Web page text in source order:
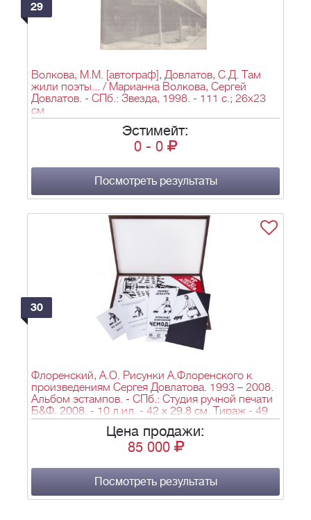
29
Волкова, М.М. [автограф], Довлатов, С.Д. Там
жили поэты... / Марианна Волкова, Сергей
Довлатов. - СПб.: Звезда, 1998. - 111 с.; 26x23
см.
Эстимейт:
0 - 0
Посмотреть результаты
30
Флоренский, А.О. Рисунки А.Флоренского к
произведениям Сергея Довлатова. 1993 – 2008.
Альбом эстампов. - СПб.: Студия ручной печати
Б&Ф, 2008. - 10 л.ил. - 42 x 29,8 см. Тираж - 49
экз.
Цена продажи:
85 000
Посмотреть результаты